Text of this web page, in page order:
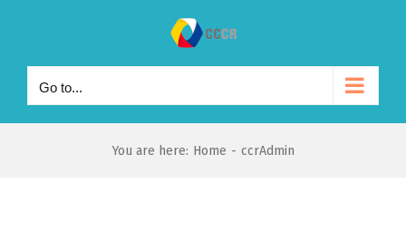
content
Go to...
You are here: Home - ccrAdmin